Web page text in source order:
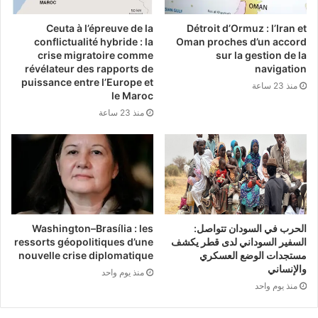
كان مشهد الإعلان مثيرًا للاهتمام: توقيعات، أرقام،
خريطة لمواقع الإنتاج في أركنساس، ألاباما، فلوريدا،
ماساتشوستس، وتكساس، وعشرات الشركات في
يُعادل مبلغ 4.7 ​​مليار دولار الميزانية الدفاعية السنوية
لدولة أوروبية صغيرة، أو ما يُقارب برنامجين لشراء
طائرات مقاتلة من طراز F-35 لدولة متوسطة
الحجم في حلف الناتو. كان الجمهور مُحقًا في اعتقاده
أنه شهد نقطة تحول. لكن عقد الإطار ذي الكمية غير
المحددة ليس سعرًا، أو حجمًا، أو إطارًا زمنيًا، إنه إطار
عمل، ضمنه، يحتفظ البنتاغون بالحق في طلب أي
Détroit d’Ormuz : l’Iran et
Oman proches d’un accord
sur la gestion de la
navigation
منذ 23 ساعة
Ceuta à l’épreuve de la
conflictualité hybride : la
crise migratoire comme
révélateur des rapports de
puissance entre l’Europe et
le Maroc
منذ 23 ساعة
الحرب في السودان تتواصل:
السفير السوداني لدى قطر يكشف
مستجدات الوضع العسكري
والإنساني
منذ يوم واحد
Washington–Brasília : les
ressorts géopolitiques d’une
nouvelle crise diplomatique
منذ يوم واحد